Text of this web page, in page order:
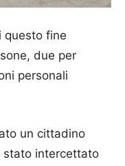
questo fine
due per
personali
un cittadino
stato intercettato